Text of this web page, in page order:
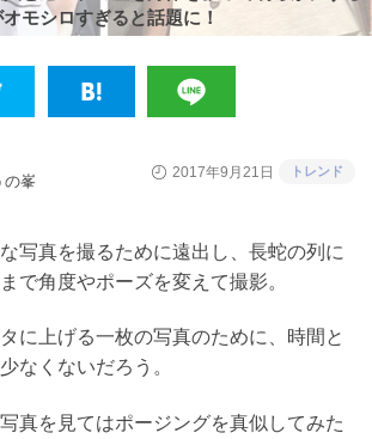
モシロすぎると話題に！
峯
2017年9月21日 トレンド
写真を撮るために遠出し、長蛇の列に
で角度やポーズを変えて撮影。
に上げる一枚の写真のために、時間と
なくないだろう。
真を見てはポージングを真似してみた